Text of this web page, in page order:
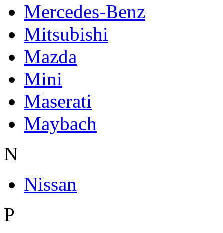
Mercedes-Benz
Mitsubishi
Mazda
Mini
Maserati
Maybach
N
Nissan
P